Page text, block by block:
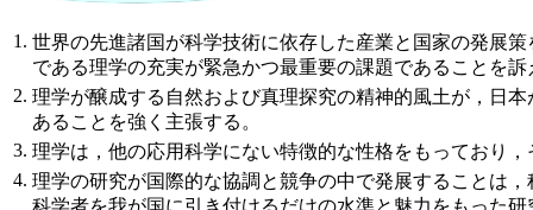
1. 世界の先進諸国が科学技術に依存した産業と国家の発展
である理学の充実が緊急かつ最重要の課題であることを訴
2. 理学が醸成する自然および真理探究の精神的風土が，日
あることを強く主張する。
3. 理学は，他の応用科学にない特徴的な性格をもっており
4. 理学の研究が国際的な協調と競争の中で発展することは
科学者を我が国に引き付けるだけの水準と魅力をもった